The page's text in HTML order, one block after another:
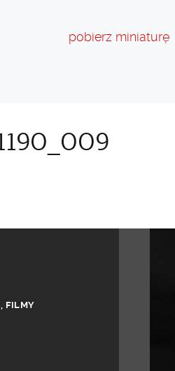
pobierz miniaturę
, FILMY